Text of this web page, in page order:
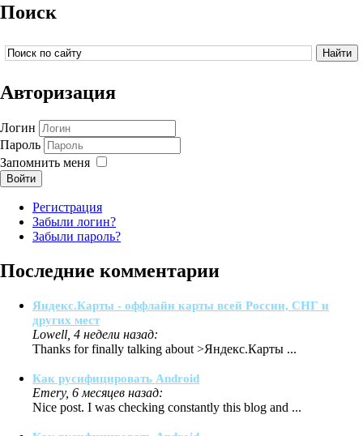
Поиск
Авторизация
Логин
Пароль
Запомнить меня
Войти
Регистрация
Забыли логин?
Забыли пароль?
Последние комментарии
Яндекс.Карты - оффлайн карты всей России, СНГ и
других мест
Lowell, 4 недели назад:
Thanks for finally talking about >Яндекс.Карты ...
Как русифицировать Android
Emery, 6 месяцев назад:
Nice post. I was checking constantly this blog and ...